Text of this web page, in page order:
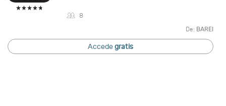
8
De: BAREI
Accede gratis